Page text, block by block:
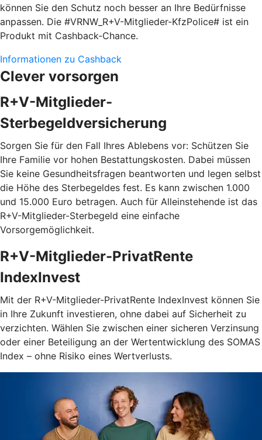
können Sie den Schutz noch besser an Ihre Bedürfnisse
anpassen. Die #VRNW_R+V-Mitglieder-KfzPolice# ist ein
Produkt mit Cashback-Chance.
Informationen zu Cashback
Clever vorsorgen
R+V-Mitglieder-
Sterbegeldversicherung
Sorgen Sie für den Fall Ihres Ablebens vor: Schützen Sie
Ihre Familie vor hohen Bestattungskosten. Dabei müssen
Sie keine Gesundheitsfragen beantworten und legen selbst
die Höhe des Sterbegeldes fest. Es kann zwischen 1.000
und 15.000 Euro betragen. Auch für Alleinstehende ist das
R+V-Mitglieder-Sterbegeld eine einfache
Vorsorgemöglichkeit.
R+V-Mitglieder-PrivatRente
IndexInvest
Mit der R+V-Mitglieder-PrivatRente IndexInvest können Sie
in Ihre Zukunft investieren, ohne dabei auf Sicherheit zu
verzichten. Wählen Sie zwischen einer sicheren Verzinsung
oder einer Beteiligung an der Wertentwicklung des SOMAS
Index – ohne Risiko eines Wertverlusts.